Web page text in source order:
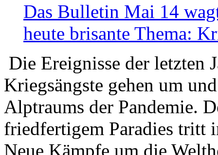
Das Bulletin Mai 14
heute brisante Thema:
Die Ereignisse der letzten
Kriegsängste gehen um
Alptraums der Pandemie.
friedfertigem Paradies tritt
Neue Kämpfe um die